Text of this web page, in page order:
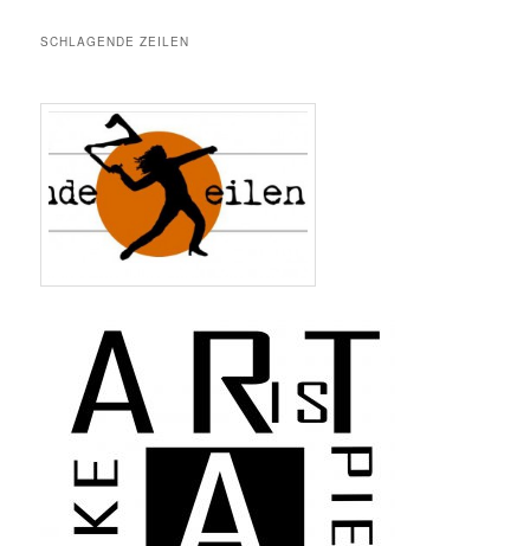
SCHLAGENDE ZEILEN